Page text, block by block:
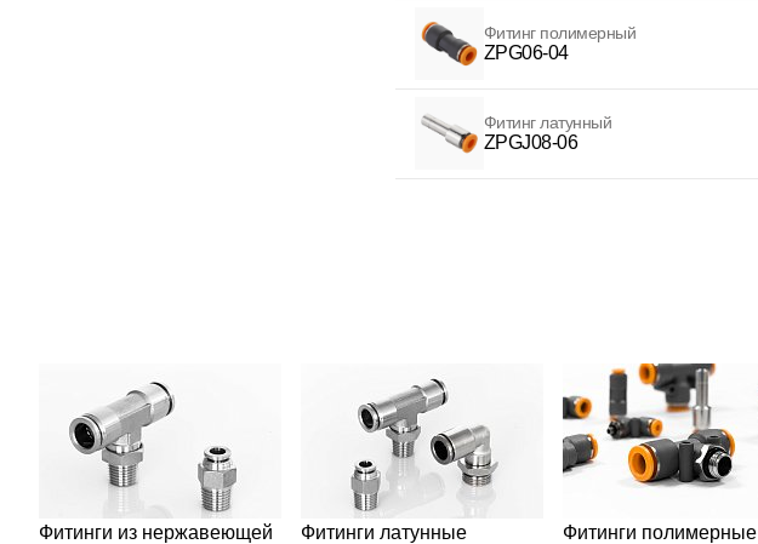
Фитинг полимерный
ZPG06-04
Фитинг латунный
ZPGJ08-06
Фитинги из нержавеющей
Фитинги латунные Фитинги полимерные